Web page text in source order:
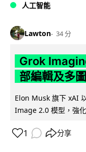
人工智能
Lawton 34 分
Grok
部編輯及多
Elon Musk 旗下 xAI
Image 2.0 模型，強
1 分享